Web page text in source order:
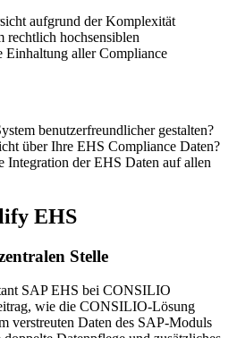
aufgrund der Komplexität
rechtlich hochsensiblen
Einhaltung aller Compliance
benutzerfreundlicher gestalten?
über Ihre EHS Compliance Daten?
Integration der EHS Daten auf allen
EHS
Stelle
SAP EHS bei CONSILIO
wie die CONSILIO-Lösung
verstreuten Daten des SAP-Moduls